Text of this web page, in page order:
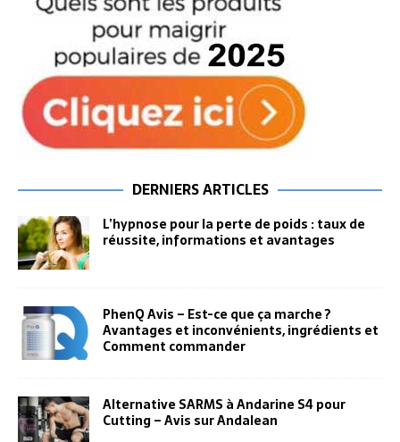
DERNIERS ARTICLES
L’hypnose pour la perte de poids : taux de
réussite, informations et avantages
PhenQ Avis – Est-ce que ça marche ?
Avantages et inconvénients, ingrédients et
Comment commander
Alternative SARMS à Andarine S4 pour
Cutting – Avis sur Andalean